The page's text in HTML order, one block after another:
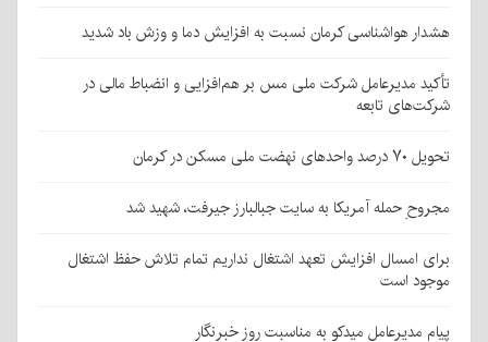
هشدار هواشناسی کرمان نسبت به افزایش دما و وزش باد شدید
تأکید مدیرعامل شرکت ملی مس بر هم‌افزایی و انضباط مالی در
شرکت‌های تابعه
تحویل ۷۰ درصد واحدهای نهضت ملی مسکن در کرمان
مجروحِ حمله آمریکا به سایت جبالبارز جیرفت، شهید شد
برای امسال افزایش تعهد اشتغال نداریم تمام تلاش حفظ اشتغال
موجود است
پیام مدیرعامل میدکو به مناسبت روز خبرنگار